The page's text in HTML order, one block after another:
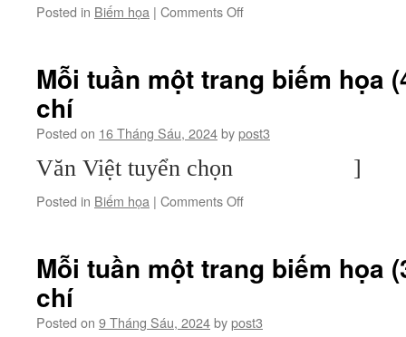
Posted in Biếm họa | Comments Offon
trang
(41):
Mỗi tuần một trang biếm họa
chí
Posted on 16 Tháng Sáu, 2024bypost3
Văn Việt tuyển chọn
Posted in Biếm họa | Comments Offon
trang
(40):
Mỗi tuần một trang biếm họa
chí
Posted on 9 Tháng Sáu, 2024bypost3